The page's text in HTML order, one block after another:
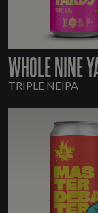
WHOLE NINE
TRIPLE NEIPA